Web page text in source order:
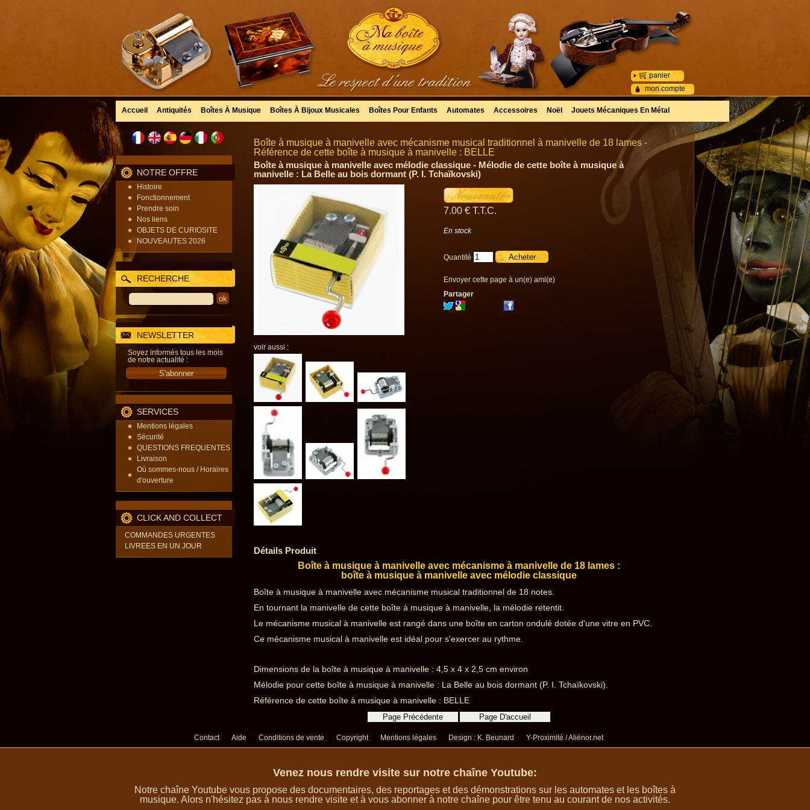
mon compte
panier
Accueil Antiquités Boîtes À Musique Boîtes À Bijoux Musicales Boîtes Pour Enfants Automates Accessoires Noël Jouets Mécaniques En Métal
NOTRE OFFRE
Histoire
Fonctionnement
Prendre soin
Nos liens
OBJETS DE CURIOSITE
NOUVEAUTES 2026
RECHERCHE
NEWSLETTER
Soyez informés tous les mois
de notre actualité :
SERVICES
Mentions légales
Sécurité
QUESTIONS FREQUENTES
Livraison
Où sommes-nous / Horaires
d'ouverture
CLICK AND COLLECT
COMMANDES URGENTES
LIVREES EN UN JOUR
Boîte à musique à manivelle avec mécanisme musical traditionnel à manivelle de 18 lames -
Référence de cette boîte à musique à manivelle : BELLE
Boîte à musique à manivelle avec mélodie classique - Mélodie de cette boîte à musique à
manivelle : La Belle au bois dormant (P. I. Tchaïkovski)
voir aussi :
7.00 € T.T.C.
En stock
Quantité
Envoyer cette page à un(e) ami(e)
Partager
Détails Produit
Boîte à musique à manivelle avec mécanisme à manivelle de 18 lames :
boîte à musique à manivelle avec mélodie classique
Boîte à musique à manivelle avec mécanisme musical traditionnel de 18 notes.
En tournant la manivelle de cette boîte à musique à manivelle, la mélodie retentit.
Le mécanisme musical à manivelle est rangé dans une boîte en carton ondulé dotée d'une vitre en PVC.
Ce mécanisme musical à manivelle est idéal pour s'exercer au rythme.
Dimensions de la boîte à musique à manivelle : 4,5 x 4 x 2,5 cm environ
Mélodie pour cette boîte à musique à manivelle : La Belle au bois dormant (P. I. Tchaïkovski).
Référence de cette boîte à musique à manivelle : BELLE
Contact Aide Conditions de vente Copyright Mentions légales Design : K. Beunard Y-Proximité / Aliénor.net
Venez nous rendre visite sur notre chaîne Youtube:
Notre chaîne Youtube vous propose des documentaires, des reportages et des démonstrations sur les automates et les boîtes à
musique. Alors n'hésitez pas à nous rendre visite et à vous abonner à notre chaîne pour être tenu au courant de nos activités.